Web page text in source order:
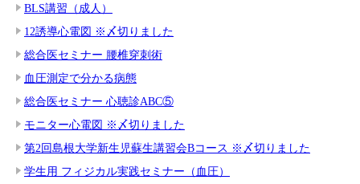
BLS講習（成人）
12誘導心電図 ※〆切りました
総合医セミナー 腰椎穿刺術
血圧測定で分かる病態
総合医セミナー 心聴診ABC⑤
モニター心電図 ※〆切りました
第2回島根大学新生児蘇生講習会Bコース ※〆切りました
学生用 フィジカル実践セミナー（血圧）